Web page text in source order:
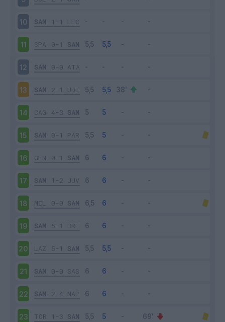
10 SAM 1-1 LEC
11 SPA 0-1 SAM
12 SAM 0-0 ATA
13 SAM 2-1 UDI
14 CAG 4-3 SAM
15 SAM 0-1 PAR
16 GEN 0-1 SAM
17 SAM 1-2 JUV
18 MIL 0-0 SAM
19 SAM 5-1 BRE
20 LAZ 5-1 SAM
21 SAM 0-0 SAS
22 SAM 2-4 NAP
23 TOR 1-3 SAM